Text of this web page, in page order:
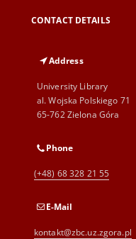
CONTACT DETAILS
Address
University Library
al. Wojska Polskiego 71
65-762 Zielona Góra
Phone
(+48) 68 328 21 55
E-Mail
kontakt@zbc.uz.zgora.pl